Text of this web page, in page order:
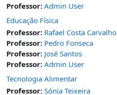
Professor: Admin User
Educação Física
Professor: Rafael Costa Carvalho
Professor: Pedro Fonseca
Professor: José Santos
Professor: Admin User
Tecnologia Alimentar
Professor: Sónia Teixeira